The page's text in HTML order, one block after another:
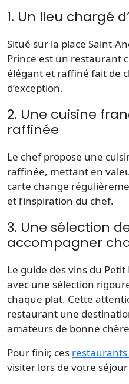
1. Un lieu chargé
Situé sur la place Saint-
Prince est un restaurant
élégant et raffiné fait de
d’exception.
2. Une cuisine
raffinée
Le chefpropose une
raffinée, mettant en
carte change
et l’inspiration du chef.
3. Une sélection
accompagner
Le guide des vins du
avec une sélection
chaque plat. Cette
restaurant une
amateurs de bonne
Pour finir, ces restaurants
visiter lors de votre